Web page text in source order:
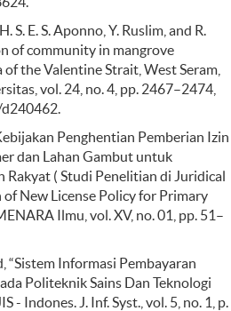
S. E. S. Aponno, Y. Ruslim, and R.
of community in mangrove
the Valentine Strait, West Seram,
vol. 24, no. 4, pp. 2467–2474,
Penghentian Pemberian Izin
dan Lahan Gambut untuk
( Studi Penelitian di Juridical
New License Policy for Primary
Ilmu, vol. XV, no. 01, pp. 51–
“Sistem Informasi Pembayaran
Politeknik Sains Dan Teknologi
- Indones. J. Inf. Syst., vol. 5, no. 1, p.